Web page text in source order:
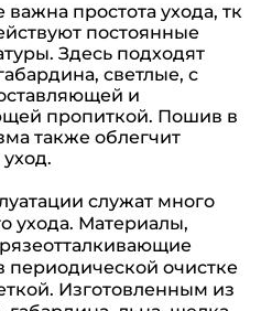
важна простота ухода, тк
постоянные
Здесь подходят
светлые, с
и
пропиткой. Пошив в
также облегчит
служат много
ухода. Материалы,
периодической очистке
Изготовленным из